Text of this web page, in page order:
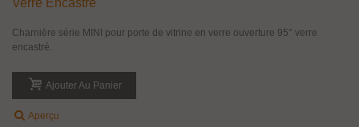
Charnière série MINI pour porte de vitrine en verre ouverture 95° verre
encastré.
Ajouter Au Panier
Aperçu